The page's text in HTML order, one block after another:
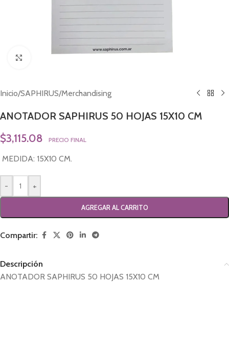
Inicio/SAPHIRUS/Merchandising
ANOTADOR SAPHIRUS 50 HOJAS 15X10 CM
$3,115.08 PRECIO FINAL
MEDIDA: 15X10 CM.
- +
AGREGAR AL CARRITO
Compartir:
Descripción
ANOTADOR SAPHIRUS 50 HOJAS 15X10 CM